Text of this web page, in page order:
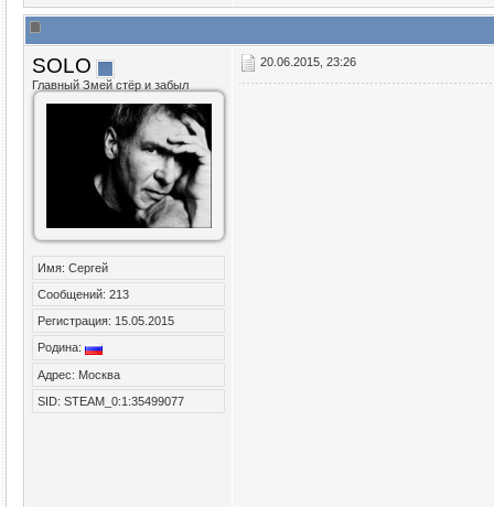
SOLO
Главный Змей стёр и забыл
Имя: Сергей
Сообщений: 213
Регистрация: 15.05.2015
Родина:
Адрес: Москва
SID: STEAM_0:1:35499077
20.06.2015, 23:26